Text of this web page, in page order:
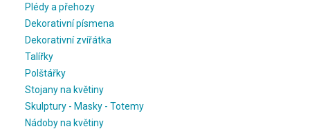
Plédy a přehozy
Dekorativní písmena
Dekorativní zvířátka
Talířky
Polštářky
Stojany na květiny
Skulptury - Masky - Totemy
Nádoby na květiny